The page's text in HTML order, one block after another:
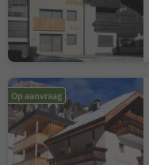
Op aanvraag